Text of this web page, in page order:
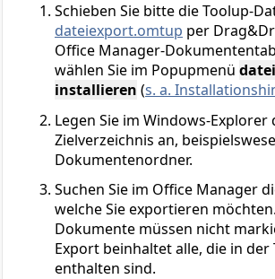
Schieben Sie bitte die Toolup-
dateiexport.omtup per
Office Manager-
wählen Sie im Popupmenü
installieren (s. a.
Legen Sie im Windows-Explorer
Zielverzeichnis an,
Dokumentenordner.
Suchen Sie im Office Manager
welche Sie exportieren
Dokumente müssen nicht
Export beinhaltet alle, die in der
enthalten sind.